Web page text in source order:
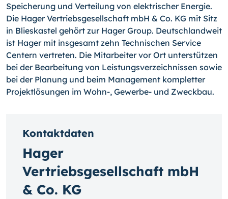
Speicherung und Verteilung von elektrischer Energie.
Die Hager Vertriebsgesellschaft mbH & Co. KG mit Sitz
in Blieskastel gehört zur Hager Group. Deutschlandweit
ist Hager mit insgesamt zehn Technischen Service
Centern vertreten. Die Mitarbeiter vor Ort unterstützen
bei der Bearbeitung von Leistungsverzeichnissen sowie
bei der Planung und beim Management kompletter
Projektlösungen im Wohn-, Gewerbe- und Zweckbau.
Kontaktdaten
Hager
Vertriebsgesellschaft mbH
& Co. KG